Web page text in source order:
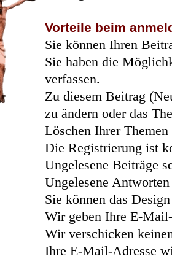
Vorteile beim
Sie können Ihren
Sie haben die
verfassen.
Zu diesem Beitrag
zu ändern oder das
Löschen Ihrer
Die Registrierung ist
Ungelesene Beiträge
Ungelesene
Sie können das
Wir geben Ihre E-
Wir verschicken
Ihre E-Mail-Adresse